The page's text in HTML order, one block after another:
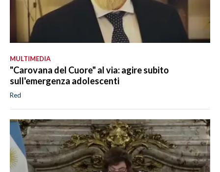
MULTIMEDIA
"Carovana del Cuore" al via: agire subito
sull'emergenza adolescenti
Red